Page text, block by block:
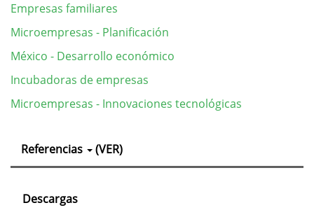
Empresas familiares
Microempresas - Planificación
México - Desarrollo económico
Incubadoras de empresas
Microempresas - Innovaciones tecnológicas
Detalles
del
artículo
Referencias (VER)
Descargas